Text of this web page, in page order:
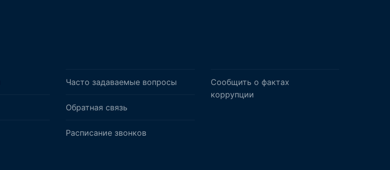
Часто задаваемые вопросы
Обратная связь
Расписание звонков
Сообщить о фактах
коррупции